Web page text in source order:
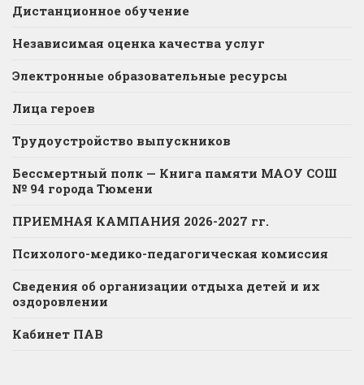
Дистанционное обучение
Независимая оценка качества услуг
Электронные образовательные ресурсы
Лица героев
Трудоустройство выпускников
Бессмертный полк — Книга памяти МАОУ СОШ
№ 94 города Тюмени
ПРИЕМНАЯ КАМПАНИЯ 2026-2027 гг.
Психолого-медико-педагогическая комиссия
Сведения об организации отдыха детей и их
оздоровлении
Кабинет ПАВ